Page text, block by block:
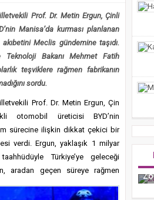
Muğla Adliyesine Sevk Edildi
YOLCULUĞU
kadın plaja sürünerek geçti
Prof. Dr. Metin Ergun, Çinli
Manisa’da kurması planlanan
akıbetini Meclis gündemine taşıdı.
Teknoloji Bakanı Mehmet Fatih
teşviklere rağmen fabrikanın
sordu.
Prof. Dr. Metin Ergun, Çin
otomobil üreticisi BYD’nin
sürecine ilişkin dikkat çekici bir
verdi. Ergun, yaklaşık 1 milyar
Türkiye’ye geleceği
aradan geçen süreye rağmen
Edip Akbayram Coşkusu Yaşandı